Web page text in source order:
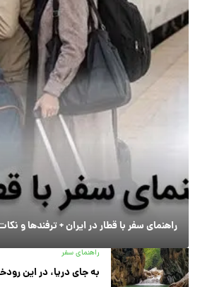
راهنمای سفر با قطار در ایران + ترفندها و
راهنمای سفر
به جای دریا، در این